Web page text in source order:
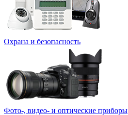
Охрана и безопасность
Фото-, видео- и оптические приборы